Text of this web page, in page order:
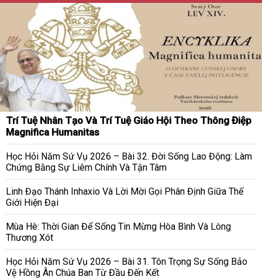
Trí Tuệ Nhân Tạo Và Trí Tuệ Giáo Hội Theo Thông Điệp
Magnifica Humanitas
Học Hỏi Năm Sứ Vụ 2026 – Bài 32. Đời Sống Lao Động: Làm
Chứng Bằng Sự Liêm Chính Và Tận Tâm
Linh Đạo Thánh Inhaxio Và Lời Mời Gọi Phân Định Giữa Thế
Giới Hiện Đại
Mùa Hè: Thời Gian Để Sống Tin Mừng Hòa Bình Và Lòng
Thương Xót
Học Hỏi Năm Sứ Vụ 2026 – Bài 31. Tôn Trọng Sự Sống Bảo
Vệ Hồng Ân Chúa Ban Từ Đầu Đến Kết